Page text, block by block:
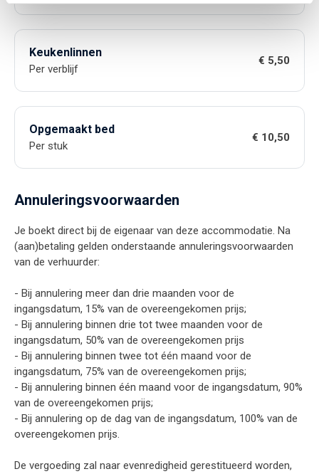
Keukenlinnen
Per verblijf
€ 5,50
Opgemaakt bed
Per stuk
€ 10,50
Annuleringsvoorwaarden
Je boekt direct bij de eigenaar van deze accommodatie. Na
(aan)betaling gelden onderstaande annuleringsvoorwaarden
van de verhuurder:
- Bij annulering meer dan drie maanden voor de
ingangsdatum, 15% van de overeengekomen prijs;
- Bij annulering binnen drie tot twee maanden voor de
ingangsdatum, 50% van de overeengekomen prijs
- Bij annulering binnen twee tot één maand voor de
ingangsdatum, 75% van de overeengekomen prijs;
- Bij annulering binnen één maand voor de ingangsdatum, 90%
van de overeengekomen prijs;
- Bij annulering op de dag van de ingangsdatum, 100% van de
overeengekomen prijs.
De vergoeding zal naar evenredigheid gerestitueerd worden,